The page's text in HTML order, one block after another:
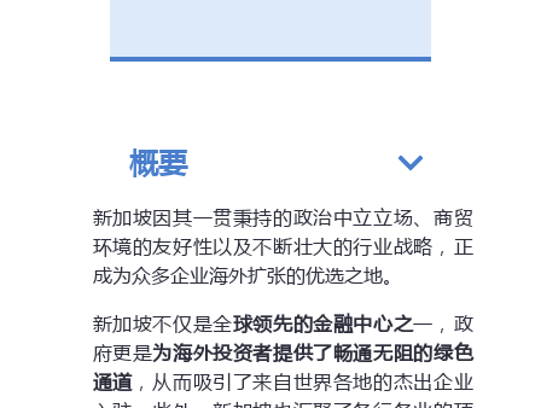
概要
新加坡因其一贯秉持的政治中立立场、商贸
环境的友好性以及不断壮大的行业战略，正
成为众多企业海外扩张的优选之地。
新加坡不仅是全球领先的金融中心之一，政
府更是为海外投资者提供了畅通无阻的绿色
通道，从而吸引了来自世界各地的杰出企业